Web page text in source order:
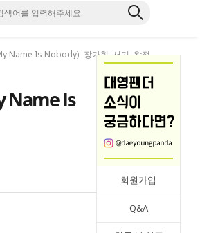
회원가입
Q&A
Name Is Nobody)- 장가휘, 서기, 왕정
Name Is